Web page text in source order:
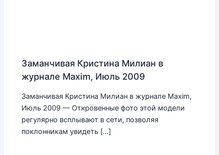
Заманчивая Кристина Милиан в
журнале Maxim, Июль 2009
Заманчивая Кристина Милиан в журнале Maxim,
Июль 2009 — Откровенные фото этой модели
регулярно всплывают в сети, позволяя
поклонникам увидеть […]